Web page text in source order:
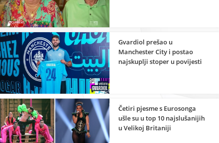
Gvardiol prešao u
Manchester City i postao
najskuplji stoper u povijesti
Četiri pjesme s Eurosonga
ušle su u top 10 najslušanijih
u Velikoj Britaniji